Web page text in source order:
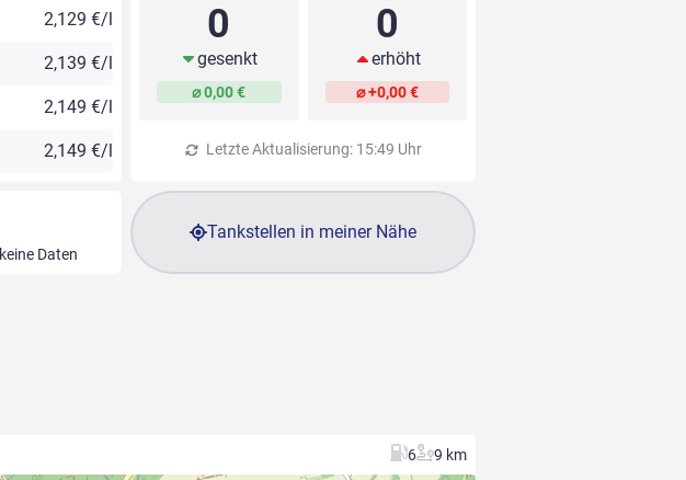
2,129 €/l
2,139 €/l
2,149 €/l
2,149 €/l
0
gesenkt
⌀ 0,00 €
0
erhöht
⌀ +0,00 €
Letzte Aktualisierung: 15:49 Uhr
keine Daten
Tankstellen in meiner Nähe
6 9 km